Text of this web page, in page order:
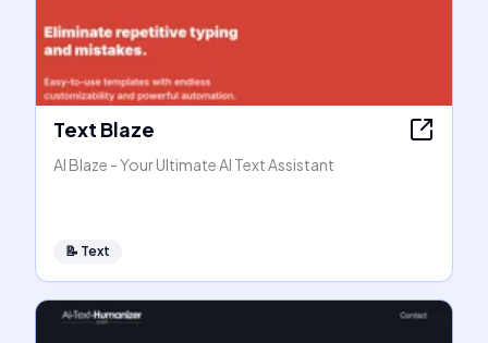
Text Blaze
AI Blaze - Your Ultimate AI Text Assistant
📝 Text